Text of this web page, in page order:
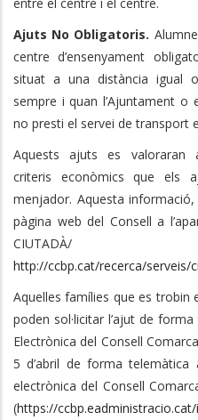
Ajuts No Obligatoris.
centre d’ensenyament
situat a una distància igual
sempre i quan l’Ajuntament o
no presti el servei de transport
Aquests ajuts es valoraran
criteris econòmics que els
menjador. Aquesta
pàgina web del Consell a
CIUTADÀ/
http://ccbp.cat/recerca/serveis/
Aquelles famílies que es trobin
poden sol·licitar l’ajut de
Electrònica del Consell
5 d’abril de forma
electrònica del Consell
(https://